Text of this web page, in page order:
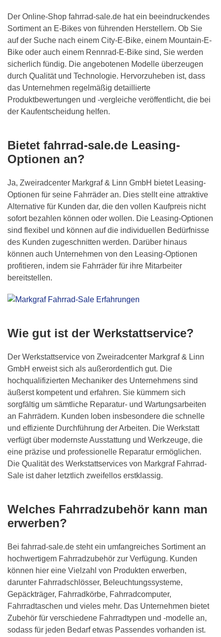
Der Online-Shop fahrrad-sale.de hat ein beeindruckendes
Sortiment an E-Bikes von führenden Herstellern. Ob Sie
auf der Suche nach einem City-E-Bike, einem Mountain-E-
Bike oder auch einem Rennrad-E-Bike sind, Sie werden
sicherlich fündig. Die angebotenen Modelle überzeugen
durch Qualität und Technologie. Hervorzuheben ist, dass
das Unternehmen regelmäßig detaillierte
Produktbewertungen und -vergleiche veröffentlicht, die bei
der Kaufentscheidung helfen.
Bietet fahrrad-sale.de Leasing-
Optionen an?
Ja, Zweiradcenter Markgraf & Linn GmbH bietet Leasing-
Optionen für seine Fahrräder an. Dies stellt eine attraktive
Alternative für Kunden dar, die den vollen Kaufpreis nicht
sofort bezahlen können oder wollen. Die Leasing-Optionen
sind flexibel und können auf die individuellen Bedürfnisse
des Kunden zugeschnitten werden. Darüber hinaus
können auch Unternehmen von den Leasing-Optionen
profitieren, indem sie Fahrräder für ihre Mitarbeiter
bereitstellen.
Wie gut ist der Werkstattservice?
Der Werkstattservice von Zweiradcenter Markgraf & Linn
GmbH erweist sich als außerordentlich gut. Die
hochqualifizierten Mechaniker des Unternehmens sind
äußerst kompetent und erfahren. Sie kümmern sich
sorgfältig um sämtliche Reparatur- und Wartungsarbeiten
an Fahrrädern. Kunden loben insbesondere die schnelle
und effiziente Durchführung der Arbeiten. Die Werkstatt
verfügt über modernste Ausstattung und Werkzeuge, die
eine präzise und professionelle Reparatur ermöglichen.
Die Qualität des Werkstattservices von Markgraf Fahrrad-
Sale ist daher letztlich zweifellos erstklassig.
Welches Fahrradzubehör kann man
erwerben?
Bei fahrrad-sale.de steht ein umfangreiches Sortiment an
hochwertigem Fahrradzubehör zur Verfügung. Kunden
können hier eine Vielzahl von Produkten erwerben,
darunter Fahrradschlösser, Beleuchtungssysteme,
Gepäckträger, Fahrradkörbe, Fahrradcomputer,
Fahrradtaschen und vieles mehr. Das Unternehmen bietet
Zubehör für verschiedene Fahrradtypen und -modelle an,
sodass für jeden Bedarf etwas Passendes vorhanden ist.